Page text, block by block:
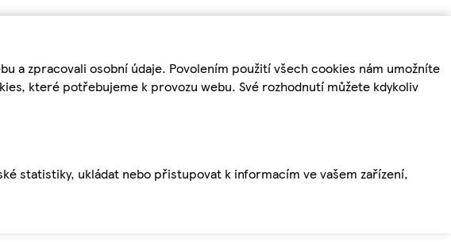
a zpracovali osobní údaje. Povolením použití všech cookies nám umožníte
které potřebujeme k provozu webu. Své rozhodnutí můžete kdykoliv
statistiky, ukládat nebo přistupovat k informacím ve vašem zařízení,